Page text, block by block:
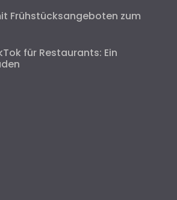
Frühstücksangeboten zum
für Restaurants: Ein